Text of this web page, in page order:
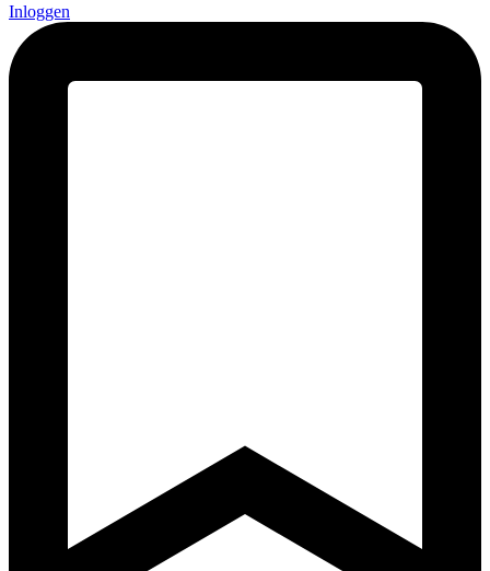
Inloggen